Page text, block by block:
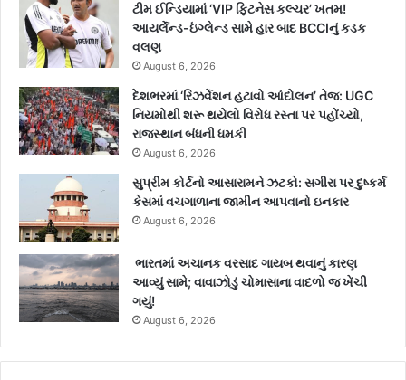
ટીમ ઈન્ડિયામાં ‘VIP ફિટનેસ કલ્ચર’ ખતમ!
આયર્લેન્ડ-ઇંગ્લેન્ડ સામે હાર બાદ BCCIનું કડક
વલણ
August 6, 2026
દેશભરમાં ‘રિઝર્વેશન હટાવો આંદોલન’ તેજ: UGC
નિયમોથી શરૂ થયેલો વિરોધ રસ્તા પર પહોંચ્યો,
રાજસ્થાન બંધની ધમકી
August 6, 2026
સુપ્રીમ કોર્ટનો આસારામને ઝટકો: સગીરા પર દુષ્કર્મ
કેસમાં વચગાળાના જામીન આપવાનો ઇનકાર
August 6, 2026
ભારતમાં અચાનક વરસાદ ગાયબ થવાનું કારણ
આવ્યું સામે; વાવાઝોડું ચોમાસાના વાદળો જ ખેંચી
ગયું!
August 6, 2026